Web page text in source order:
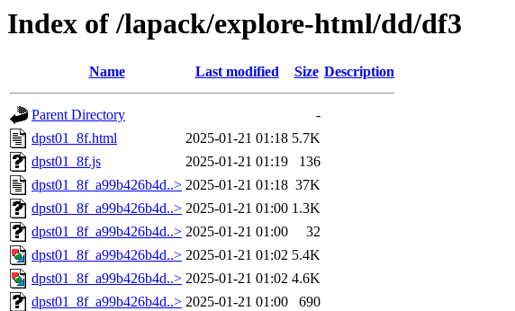
Index of /lapack/explore-html/dd/df3
Name Last modified Size Description
Parent Directory
-
dpst01_8f.html
2025-01-21 01:18 5.7K
dpst01_8f.js
2025-01-21 01:19
136
dpst01_8f_a99b426b4d..> 2025-01-21 01:18 37K
dpst01_8f_a99b426b4d..> 2025-01-21 01:00 1.3K
dpst01_8f_a99b426b4d..> 2025-01-21 01:00
32
dpst01_8f_a99b426b4d..> 2025-01-21 01:02 5.4K
dpst01_8f_a99b426b4d..> 2025-01-21 01:02 4.6K
dpst01_8f_a99b426b4d..> 2025-01-21 01:00
690